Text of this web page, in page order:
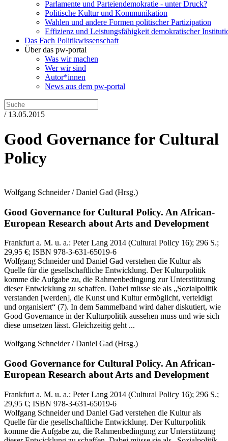
Parlamente und Parteiendemokratie - unter Druck?
Politische Kultur und Kommunikation
Wahlen und andere Formen politischer Partizipation
Effizienz und Leistungsfähigkeit demokratischer
Das Fach Politikwissenschaft
Über das pw-portal
Was wir machen
Wer wir sind
Autor*innen
News aus dem pw-portal
/ 13.05.2015
Good Governance for Cultural
Policy
Wolfgang Schneider / Daniel Gad (Hrsg.)
Good Governance for Cultural Policy. An African-
European Research about Arts and Development
Frankfurt a. M. u. a.: Peter Lang 2014 (Cultural Policy 16); 296 S.;
29,95 €; ISBN 978-3-631-65019-6
Wolfgang Schneider und Daniel Gad verstehen die Kultur als
Quelle für die gesellschaftliche Entwicklung. Der Kulturpolitik
komme die Aufgabe zu, die Rahmenbedingung zur Unterstützung
dieser Entwicklung zu schaffen. Dabei müsse sie als „Sozialpolitik
verstanden [werden], die Kunst und Kultur ermöglicht, verteidigt
und organisiert“ (7). In dem Sammelband wird daher diskutiert, wie
Good Governance in der Kulturpolitik aussehen muss und wie sich
diese umsetzen lässt. Gleichzeitig geht ...
Wolfgang Schneider / Daniel Gad (Hrsg.)
Good Governance for Cultural Policy. An African-
European Research about Arts and Development
Frankfurt a. M. u. a.: Peter Lang 2014 (Cultural Policy 16); 296 S.;
29,95 €; ISBN 978-3-631-65019-6
Wolfgang Schneider und Daniel Gad verstehen die Kultur als
Quelle für die gesellschaftliche Entwicklung. Der Kulturpolitik
komme die Aufgabe zu, die Rahmenbedingung zur Unterstützung